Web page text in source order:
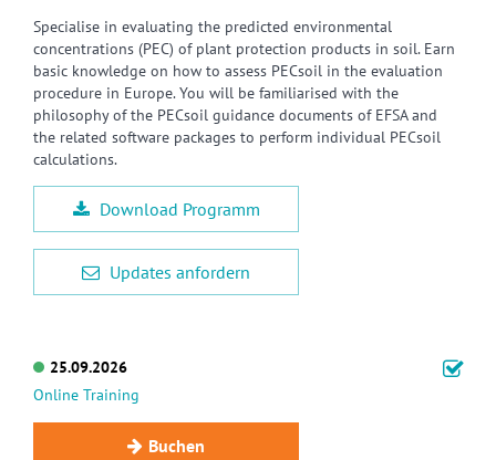
Specialise in evaluating the predicted environmental
concentrations (PEC) of plant protection products in soil. Earn
basic knowledge on how to assess PECsoil in the evaluation
procedure in Europe. You will be familiarised with the
philosophy of the PECsoil guidance documents of EFSA and
the related software packages to perform individual PECsoil
calculations.
Download Programm
Updates anfordern
25.09.2026
Online Training
Buchen